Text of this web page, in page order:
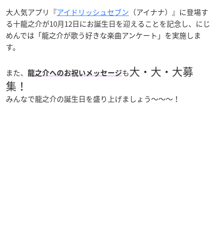
大人気アプリ『アイドリッシュセブン （アイナナ）』に登場す
る十龍之介が10月12日にお誕生日を迎えることを記念し、にじ
めんでは「龍之介が歌う好きな楽曲アンケート」を実施しま
す。
また、 龍之介へのお祝いメッセージも大・大・大募
集！
みんなで龍之介の誕生日を盛り上げましょう～～～！